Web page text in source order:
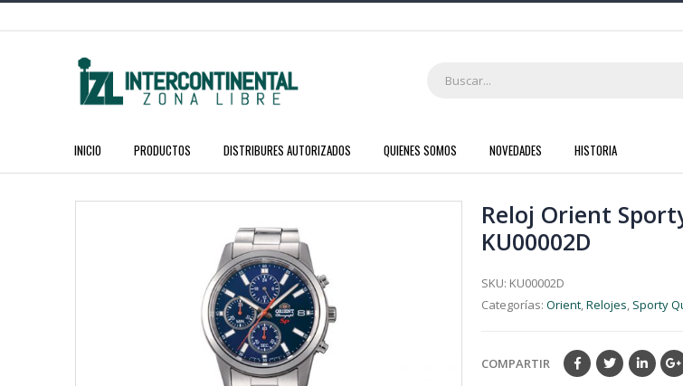
INICIO PRODUCTOS DISTRIBURES AUTORIZADOS QUIENES SOMOS NOVEDADES HISTORIA
Reloj Orient
KU00002D
SKU: KU00002D
Categorías: Orient,Relojes, Sporty
COMPARTIR